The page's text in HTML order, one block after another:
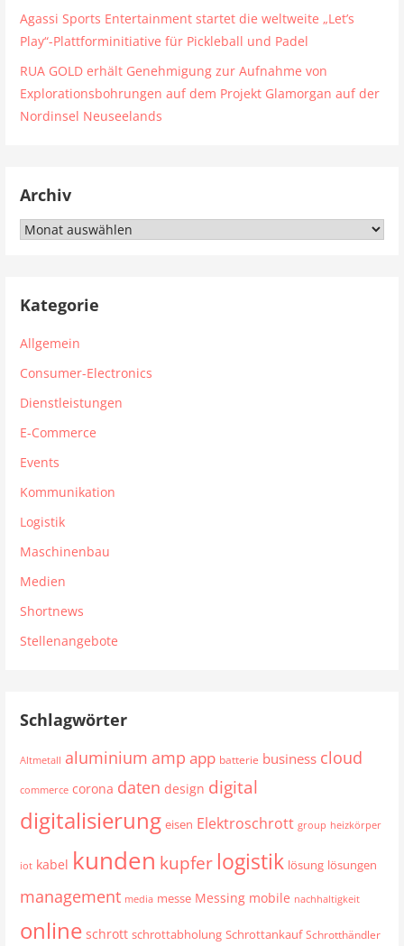
Agassi Sports Entertainment startet die weltweite „Let’s
Play“-Plattforminitiative für Pickleball und Padel
RUA GOLD erhält Genehmigung zur Aufnahme von
Explorationsbohrungen auf dem Projekt Glamorgan auf der
Nordinsel Neuseelands
Archiv
Archiv
Kategorie
Allgemein
Consumer-Electronics
Dienstleistungen
E-Commerce
Events
Kommunikation
Logistik
Maschinenbau
Medien
Shortnews
Stellenangebote
Schlagwörter
Altmetall aluminium amp app batterie business cloud
commerce corona daten design digital
digitalisierung eisen Elektroschrott group heizkörper
iot kabel kunden kupfer logistik lösung lösungen
management media messe Messing mobile nachhaltigkeit
online schrott schrottabholung Schrottankauf Schrotthändler